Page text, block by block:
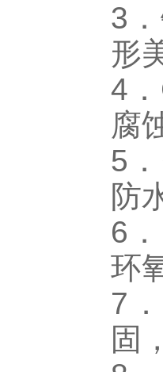
3
形
4
腐
5
防
6
环
7
固